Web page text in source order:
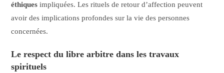
éthiques impliquées. Les rituels de retour d’affection peuvent
avoir des implications profondes sur la vie des personnes
concernées.
Le respect du libre arbitre dans les travaux
spirituels